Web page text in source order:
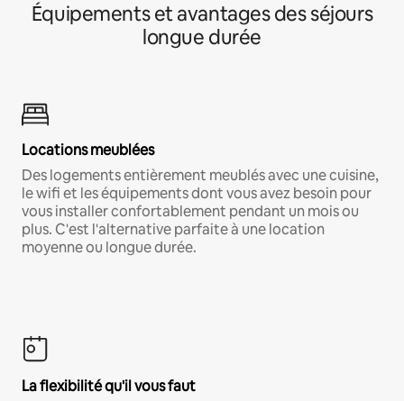
Équipements et avantages des séjours
longue durée
Locations meublées
Des logements entièrement meublés avec une cuisine,
le wifi et les équipements dont vous avez besoin pour
vous installer confortablement pendant un mois ou
plus. C'est l'alternative parfaite à une location
moyenne ou longue durée.
La flexibilité qu'il vous faut